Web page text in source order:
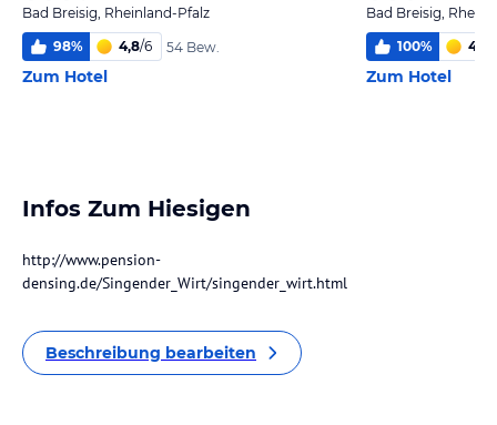
Bad Breisig, Rheinland-Pfalz
98% 4,8/6 54 Bew.
Zum Hotel
Bad Breisig,
100% 4,1
Zum Hotel
Infos Zum Hiesigen
http://www.pension-
densing.de/Singender_Wirt/singender_wirt.html
Beschreibung bearbeiten